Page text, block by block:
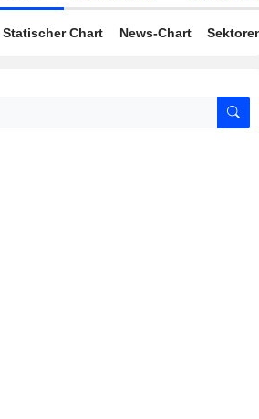
Statischer Chart News-Chart